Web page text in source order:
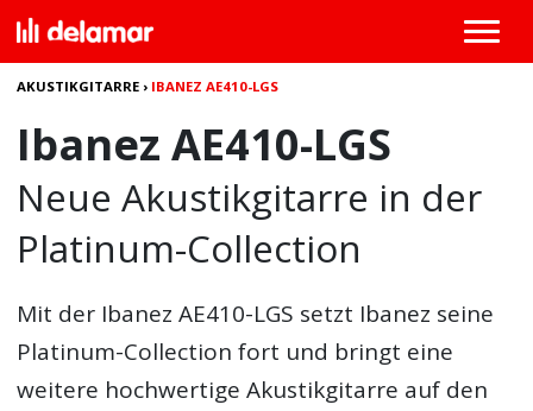
AKUSTIKGITARRE › IBANEZ AE410-LGS
Ibanez AE410-LGS
Neue Akustikgitarre in der
Platinum-Collection
Mit der Ibanez AE410-LGS setzt Ibanez seine
Platinum-Collection fort und bringt eine
weitere hochwertige Akustikgitarre auf den